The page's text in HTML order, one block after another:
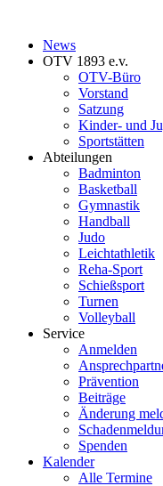
News
OTV 1893 e.v.
OTV-Büro
Vorstand
Satzung
Kinder- und
Sportstätten
Abteilungen
Badminton
Basketball
Gymnastik
Handball
Judo
Leichtathletik
Reha-Sport
Schießsport
Turnen
Volleyball
Service
Anmelden
Prävention
Beiträge
Änderung
Spenden
Kalender
Alle Termine